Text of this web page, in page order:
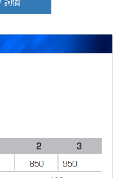
詢價